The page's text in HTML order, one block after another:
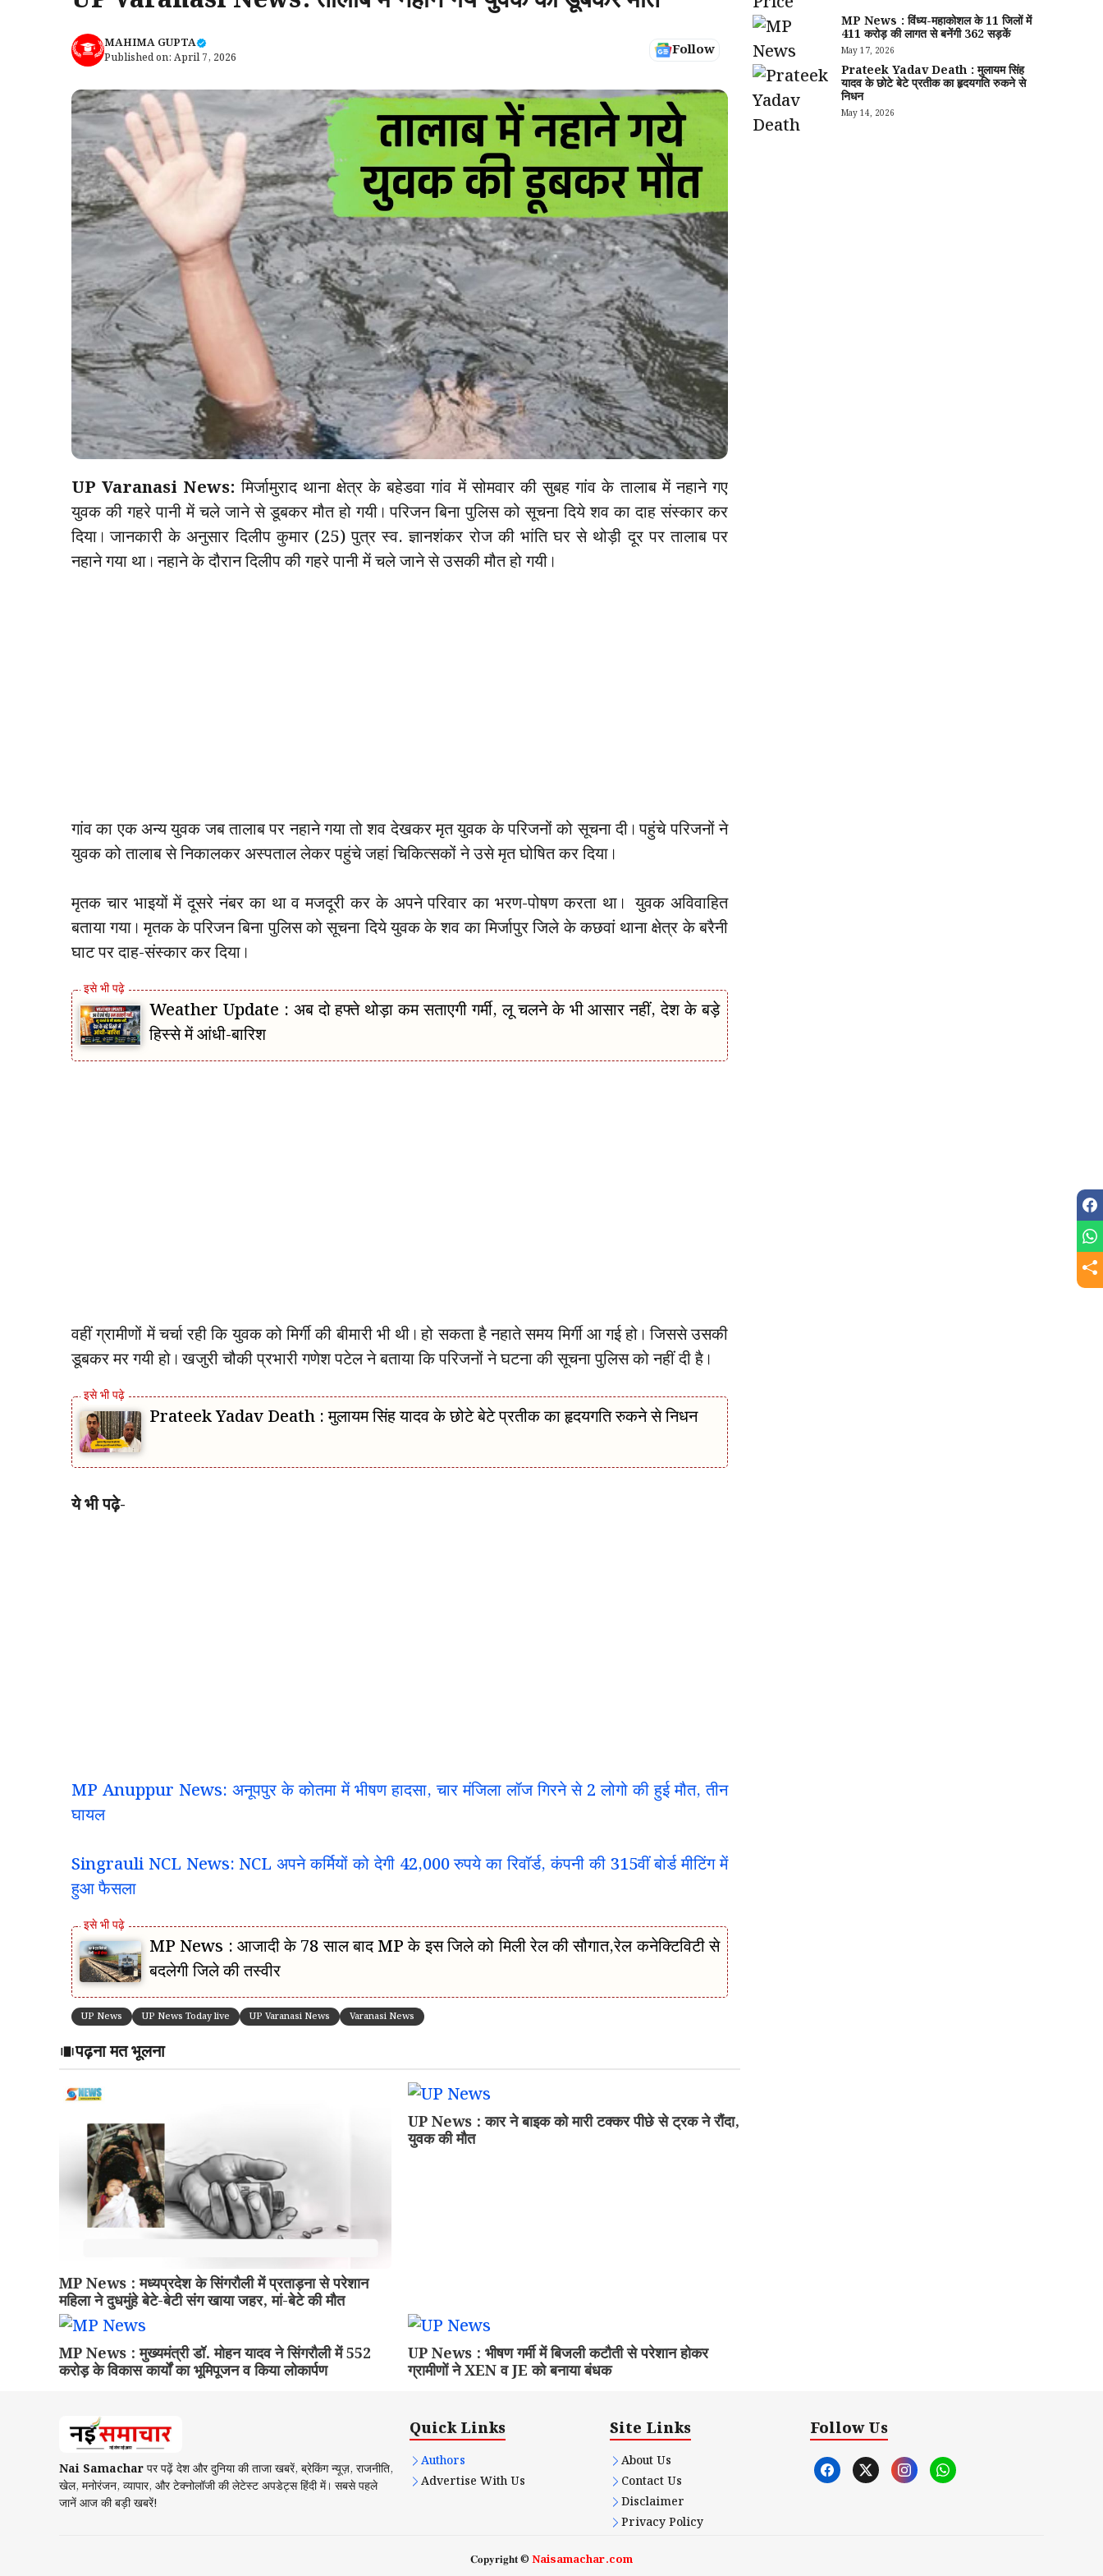
MAHIMA GUPTA
Published on: April 7, 2026 Follow
UP Varanasi News: मिर्जामुराद थाना क्षेत्र के बहेडवा गांव में सोमवार की सुबह गांव के तालाब में नहाने गए
युवक की गहरे पानी में चले जाने से डूबकर मौत हो गयी। परिजन बिना पुलिस को सूचना दिये शव का दाह संस्कार कर
दिया। जानकारी के अनुसार दिलीप कुमार (25) पुत्र स्व. ज्ञानशंकर रोज की भांति घर से थोड़ी दूर पर तालाब पर
नहाने गया था। नहाने के दौरान दिलीप की गहरे पानी में चले जाने से उसकी मौत हो गयी।
गांव का एक अन्य युवक जब तालाब पर नहाने गया तो शव देखकर मृत युवक के परिजनों को सूचना दी। पहुंचे परिजनों ने
युवक को तालाब से निकालकर अस्पताल लेकर पहुंचे जहां चिकित्सकों ने उसे मृत घोषित कर दिया।
मृतक चार भाइयों में दूसरे नंबर का था व मजदूरी कर के अपने परिवार का भरण-पोषण करता था। युवक अविवाहित
बताया गया। मृतक के परिजन बिना पुलिस को सूचना दिये युवक के शव का मिर्जापुर जिले के कछवां थाना क्षेत्र के बरैनी
घाट पर दाह-संस्कार कर दिया।
Weather Update : अब दो हफ्ते थोड़ा कम सताएगी गर्मी, लू चलने के भी आसार नहीं, देश के बड़े
हिस्से में आंधी-बारिश
वहीं ग्रामीणों में चर्चा रही कि युवक को मिर्गी की बीमारी भी थी। हो सकता है नहाते समय मिर्गी आ गई हो। जिससे उसकी
डूबकर मर गयी हो। खजुरी चौकी प्रभारी गणेश पटेल ने बताया कि परिजनों ने घटना की सूचना पुलिस को नहीं दी है।
Prateek Yadav Death : मुलायम सिंह यादव के छोटे बेटे प्रतीक का हृदयगति रुकने से निधन
ये भी पढ़े-
MP Anuppur News: अनूपपुर के कोतमा में भीषण हादसा, चार मंजिला लॉज गिरने से 2 लोगो की हुई मौत, तीन
घायल
Singrauli NCL News: NCL अपने कर्मियों को देगी 42,000 रुपये का रिवॉर्ड, कंपनी की 315वीं बोर्ड मीटिंग में
हुआ फैसला
MP News : आजादी के 78 साल बाद MP के इस जिले को मिली रेल की सौगात,रेल कनेक्टिविटी से
बदलेगी जिले की तस्वीर
UP News UP News Today live UP Varanasi News Varanasi News
पढ़ना मत भूलना
MP News : मध्यप्रदेश के सिंगरौली में प्रताड़ना से परेशान
महिला ने दुधमुंहे बेटे-बेटी संग खाया जहर, मां-बेटे की मौत
UP News : कार ने बाइक को मारी टक्कर पीछे से ट्रक ने रौंदा,
युवक की मौत
MP News : मुख्यमंत्री डॉ. मोहन यादव ने सिंगरौली में 552
करोड़ के विकास कार्यों का भूमिपूजन व किया लोकार्पण
UP News : भीषण गर्मी में बिजली कटौती से परेशान होकर
ग्रामीणों ने XEN व JE को बनाया बंधक
MP News : विंध्य-महाकोशल के 11 जिलों में
411 करोड़ की लागत से बनेंगी 362 सड़कें
May 17, 2026
Prateek Yadav Death : मुलायम सिंह
यादव के छोटे बेटे प्रतीक का हृदयगति रुकने से
निधन
May 14, 2026
Nai Samacharपर पढ़ें देश और दुनिया की ताजा खबरें, ब्रेकिंग न्यूज़, राजनीति,
खेल, मनोरंजन, व्यापार, और टेक्नोलॉजी की लेटेस्ट अपडेट्स हिंदी में। सबसे पहले
जानें आज की बड़ी खबरें!
Quick Links
Authors
Advertise With Us
Site Links
About Us
Contact Us
Disclaimer
Privacy Policy
Follow Us
𝐂𝐨𝐩𝐲𝐫𝐢𝐠𝐡𝐭 ©Naisamachar.com